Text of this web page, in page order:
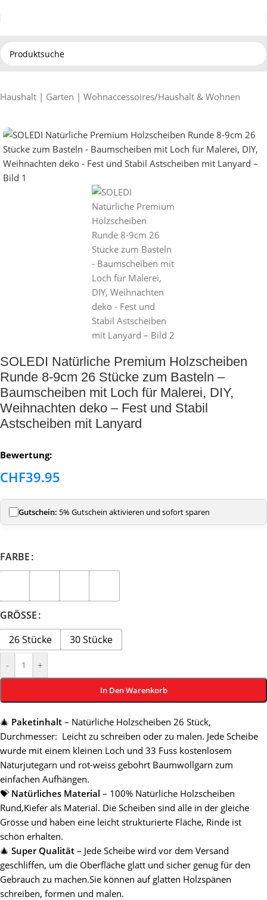
Haushalt | Garten | Wohnaccessoires/Haushalt & Wohnen
SOLEDI Natürliche Premium Holzscheiben
Runde 8-9cm 26 Stücke zum Basteln –
Baumscheiben mit Loch für Malerei, DIY,
Weihnachten deko – Fest und Stabil
Astscheiben mit Lanyard
Bewertung:
CHF39.95
Gutschein: 5% Gutschein aktivieren und sofort sparen
FARBE
GRÖSSE
26 Stücke
30 Stücke
- +
In Den Warenkorb
🎄 Paketinhalt – Natürliche Holzscheiben 26 Stück,
Durchmesser: Leicht zu schreiben oder zu malen. Jede Scheibe
wurde mit einem kleinen Loch und 33 Fuss kostenlosem
Naturjutegarn und rot-weiss gebohrt Baumwollgarn zum
einfachen Aufhängen.
💝 Natürliches Material – 100% Natürliche Holzscheiben
Rund,Kiefer als Material. Die Scheiben sind alle in der gleiche
Grösse und haben eine leicht strukturierte Fläche, Rinde ist
schön erhalten.
🎄 Super Qualität – Jede Scheibe wird vor dem Versand
geschliffen, um die Oberfläche glatt und sicher genug für den
Gebrauch zu machen.Sie können auf glatten Holzspänen
schreiben, formen und malen.